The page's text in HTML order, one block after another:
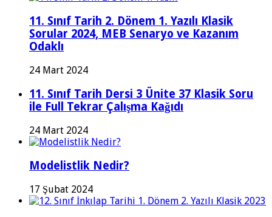
11. Sınıf Tarih 2. Dönem 1. Yazılı Klasik
Sorular 2024, MEB Senaryo ve Kazanım
Odaklı
24 Mart 2024
11. Sınıf Tarih Dersi 3 Ünite 37 Klasik Soru
ile Full Tekrar Çalışma Kağıdı
24 Mart 2024
Modelistlik Nedir?
17 Şubat 2024